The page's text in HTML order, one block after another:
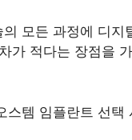
모든 과정에 디
가 적다는 장점을
스템 임플란트 선택